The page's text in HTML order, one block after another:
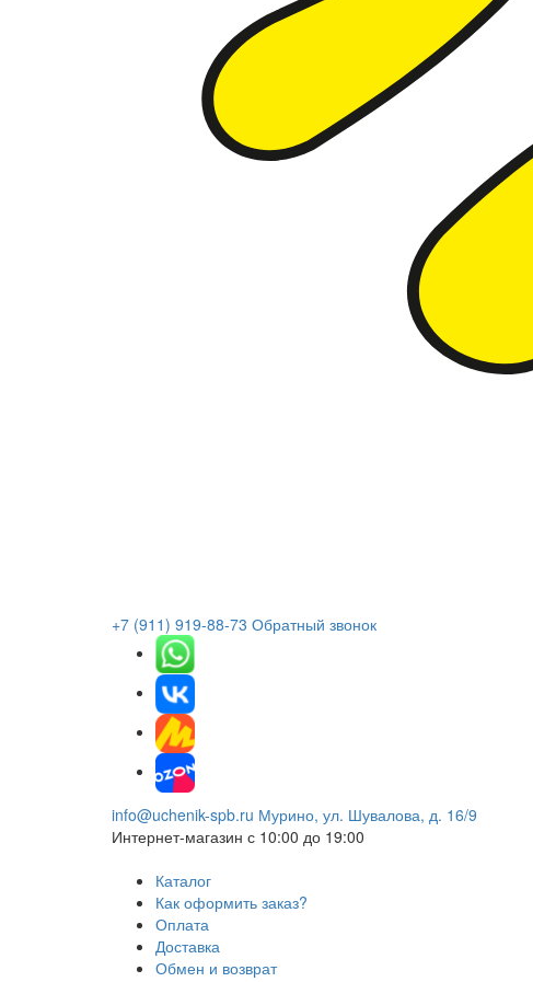
+7 (911) 919-88-73 Обратный звонок
info@uchenik-spb.ru Мурино, ул. Шувалова, д. 16/9
Интернет-магазин с 10:00 до 19:00
Каталог
Как оформить заказ?
Оплата
Доставка
Обмен и возврат